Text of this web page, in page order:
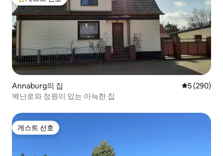
상위 게스트 선호
Annaburg의 집 평점 5점(5
5 (290)
벽난로와 정원이 있는 아늑한 집
게스트 선호
게스트 선호